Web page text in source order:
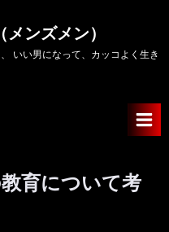
メンズメン）
いい男になって、カッコよく生き
育について考